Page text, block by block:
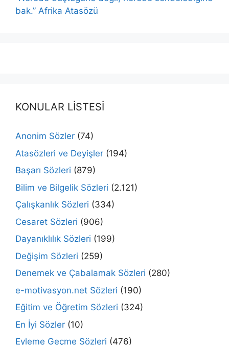
bak.” Afrika Atasözü
KONULAR LİSTESİ
Anonim Sözler (74)
Atasözleri ve Deyişler (194)
Başarı Sözleri (879)
Bilim ve Bilgelik Sözleri (2.121)
Çalışkanlık Sözleri (334)
Cesaret Sözleri (906)
Dayanıklılık Sözleri (199)
Değişim Sözleri (259)
Denemek ve Çabalamak Sözleri (280)
e-motivasyon.net Sözleri (190)
Eğitim ve Öğretim Sözleri (324)
En İyi Sözler (10)
Eyleme Geçme Sözleri (476)